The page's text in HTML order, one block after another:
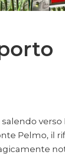
verso
Pelmo, il